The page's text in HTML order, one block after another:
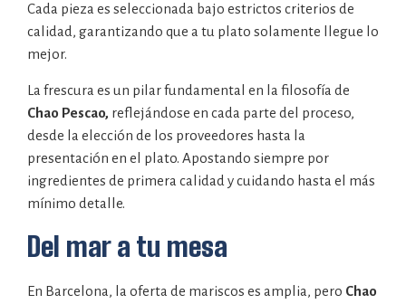
Cada pieza es seleccionada bajo estrictos criterios de
calidad, garantizando que a tu plato solamente llegue lo
mejor.
La frescura es un pilar fundamental en la filosofía de
Chao Pescao, reflejándose en cada parte del proceso,
desde la elección de los proveedores hasta la
presentación en el plato. Apostando siempre por
ingredientes de primera calidad y cuidando hasta el más
mínimo detalle.
Del mar a tu mesa
En Barcelona, la oferta de mariscos es amplia, pero Chao